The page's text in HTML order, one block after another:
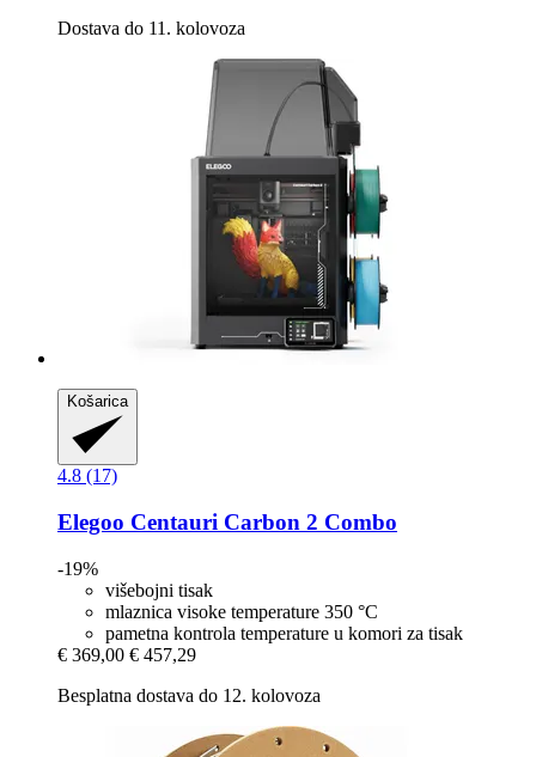
Dostava do 11. kolovoza
Košarica
4.8 (17)
Elegoo Centauri Carbon 2 Combo
-19%
višebojni tisak
mlaznica visoke temperature 350 °C
pametna kontrola temperature u komori za tisak
€ 369,00 € 457,29
Besplatna dostava do 12. kolovoza